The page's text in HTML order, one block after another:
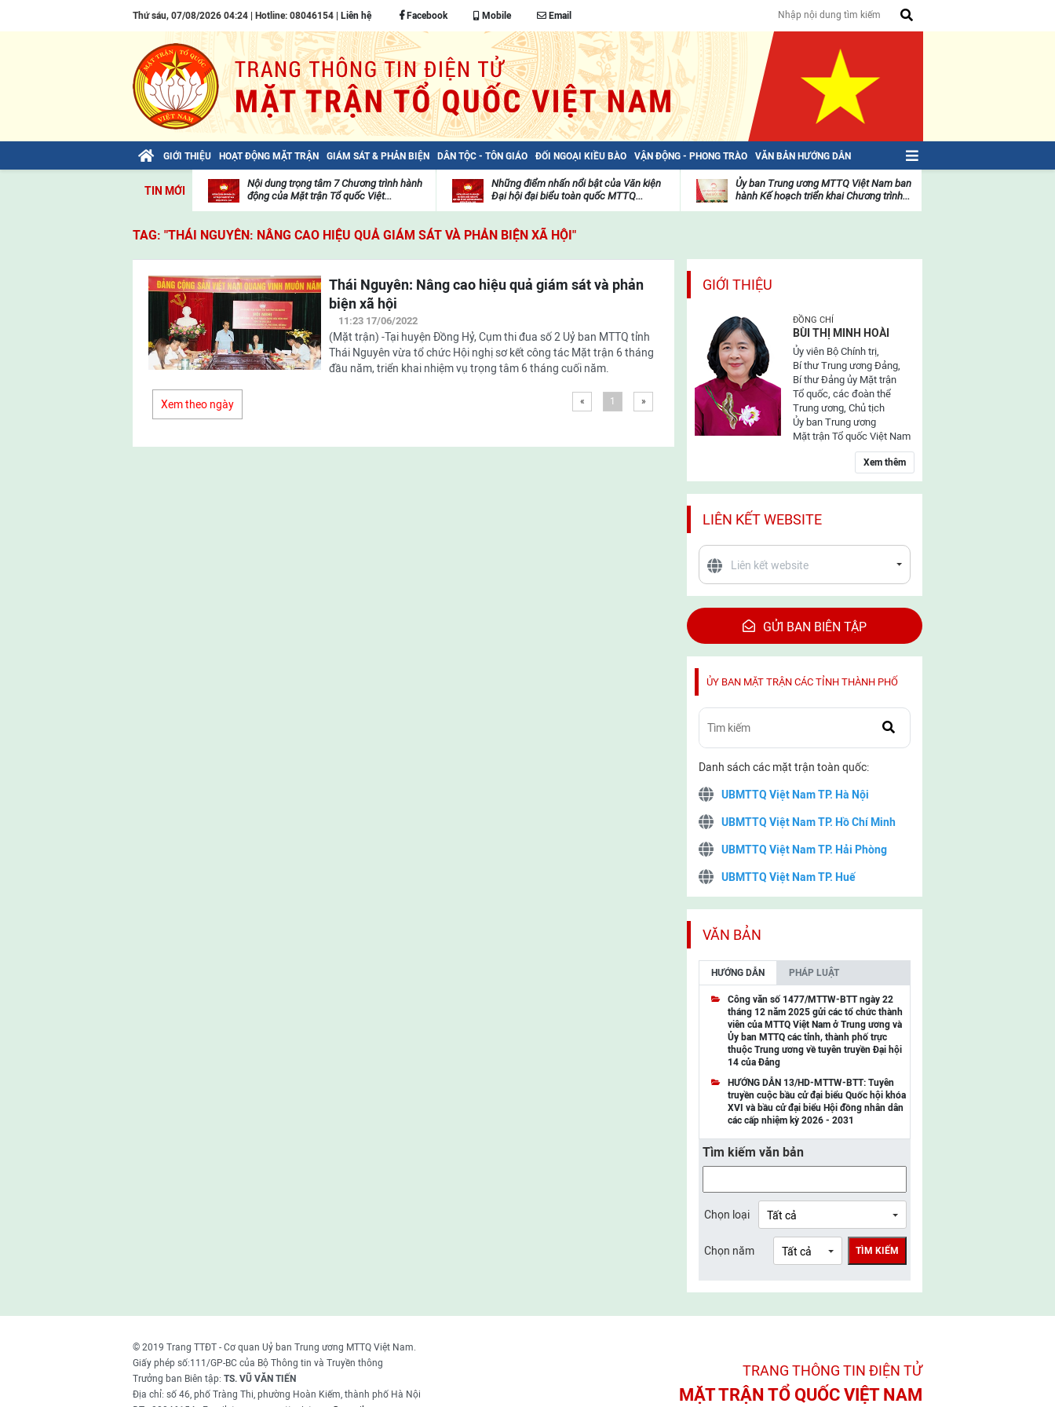
Thứ sáu, 07/08/2026 04:24 | Hotline: 08046154 | Liên hệ Facebook Mobile Email
GIỚI THIỆU HOẠT ĐỘNG MẶT TRẬN GIÁM SÁT & PHẢN BIỆN DÂN TỘC - TÔN GIÁO ĐỐI NGOẠI KIỀU BÀO VẬN ĐỘNG - PHONG TRÀO VĂN BẢN HƯỚNG DẪN
TIN MỚI
Bài viết của Tổng Bí thư Tô Lâm: TIẾN
viện
Nội dung trọng tâm 7 Chương trình hành
động của Mặt trận Tổ quốc Việt...
viện
Những điểm nhấn nổi bật của Văn kiện
Đại hội đại biểu toàn quốc MTTQ...
mặt
trận
Ủy ban Trung ương MTTQ Việt Nam ban
hành Kế hoạch triển khai Chương trình...
TAG: "THÁI NGUYÊN: NÂNG CAO HIỆU QUẢ GIÁM SÁT VÀ PHẢN BIỆN XÃ HỘI"
Thái Nguyên: Nâng cao hiệu quả giám sát và phản
biện xã hội
11:23 17/06/2022
(Mặt trận) -Tại huyện Đồng Hỷ, Cụm thi đua số 2 Uỷ ban MTTQ tỉnh
Thái Nguyên vừa tổ chức Hội nghị sơ kết công tác Mặt trận 6 tháng
đầu năm, triển khai nhiệm vụ trọng tâm 6 tháng cuối năm.
Xem theo ngày « 1 »
GIỚI THIỆU
ĐỒNG CHÍ
BÙI THỊ MINH HOÀI
Ủy viên Bộ Chính trị,
Bí thư Trung ương Đảng,
Bí thư Đảng ủy Mặt trận
Tổ quốc, các đoàn thể
Trung ương, Chủ tịch
Ủy ban Trung ương
Mặt trận Tổ quốc Việt Nam
Xem thêm
LIÊN KẾT WEBSITE
GỬI BAN BIÊN TẬP
ỦY BAN MẶT TRẬN CÁC TỈNH THÀNH PHỐ
Danh sách các mặt trận toàn quốc:
UBMTTQ Việt Nam TP. Hà Nội
UBMTTQ Việt Nam TP. Hồ Chí Minh
UBMTTQ Việt Nam TP. Hải Phòng
UBMTTQ Việt Nam TP. Huế
UBMTTQ Việt Nam TP. Cần Thơ
UBMTTQ Việt Nam tỉnh Quảng Ninh
UBMTTQ Việt Nam tỉnh Cao Bằng
UBMTTQ Việt Nam tỉnh Lạng Sơn
UBMTTQ Việt Nam tỉnh Lai Châu
UBMTTQ Việt Nam tỉnh Điện Biên
UBMTTQ Việt Nam tỉnh Sơn La
UBMTTQ Việt Nam tỉnh Thanh Hóa
UBMTTQ Việt Nam tỉnh Nghệ An
UBMTTQ Việt Nam tỉnh Lào Cai
UBMTTQ Việt Nam tỉnh Thái Nguyên
UBMTTQ Việt Nam tỉnh Bắc Ninh
UBMTTQ Việt Nam tỉnh Ninh Bình
UBMTTQ Việt Nam tỉnh Quảng Trị
VĂN BẢN
HƯỚNG DẪN PHÁP LUẬT
Công văn số 1477/MTTW-BTT ngày 22
tháng 12 năm 2025 gửi các tổ chức thành
viên của MTTQ Việt Nam ở Trung ương và
Ủy ban MTTQ các tỉnh, thành phố trực
thuộc Trung ương về tuyên truyền Đại hội
14 của Đảng
HƯỚNG DẪN 13/HD-MTTW-BTT: Tuyên
truyền cuộc bầu cử đại biểu Quốc hội khóa
XVI và bầu cử đại biểu Hội đồng nhân dân
các cấp nhiệm kỳ 2026 - 2031
Tìm kiếm văn bản
Chọn loại
Chọn năm TÌM KIẾM
© 2019 Trang TTĐT - Cơ quan Uỷ ban Trung ương MTTQ Việt Nam.
Giấy phép số:111/GP-BC của Bộ Thông tin và Truyền thông
Trưởng ban Biên tập: TS. VŨ VĂN TIẾN
Địa chỉ: số 46, phố Tràng Thi, phường Hoàn Kiếm, thành phố Hà Nội
TRANG THÔNG TIN ĐIỆN TỬ­
MẶT TRẬN TỔ QUỐC VIỆT NAM